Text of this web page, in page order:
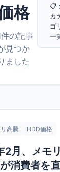
格
件の記事
見つか
ました
📋
カ
ゴ
一
高騰 HDD価格
2月、メモ
消費者を